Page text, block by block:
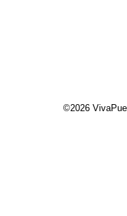
©2026